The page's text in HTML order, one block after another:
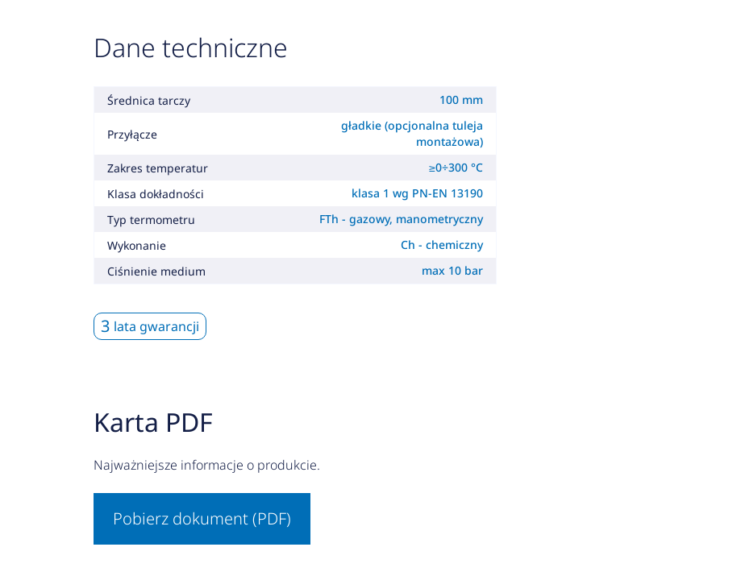
Dane techniczne
Średnica tarczy 100 mm
Przyłącze
gładkie (opcjonalna tuleja
montażowa)
Zakres temperatur
≥0÷300 °C
Klasa dokładności
klasa 1 wg PN-EN 13190
Typ termometru
FTh - gazowy, manometryczny
Wykonanie
Ch - chemiczny
Ciśnienie medium
max 10 bar
3 lata gwarancji
Karta PDF
Najważniejsze informacje o produkcie.
Pobierz dokument (PDF)